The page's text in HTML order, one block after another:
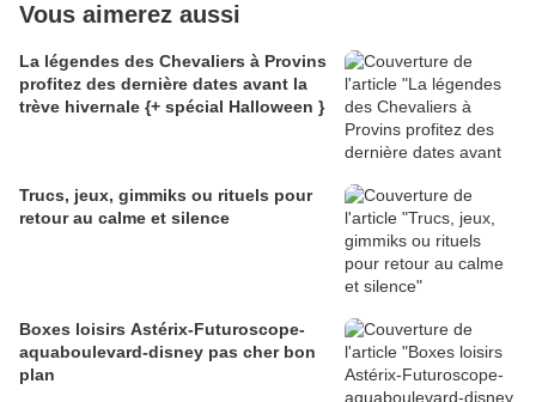
Vous aimerez aussi
La légendes des Chevaliers à Provins
profitez des dernière dates avant la
trève hivernale {+ spécial Halloween }
Trucs, jeux, gimmiks ou rituels pour
retour au calme et silence
Boxes loisirs Astérix-Futuroscope-
aquaboulevard-disney pas cher bon
plan